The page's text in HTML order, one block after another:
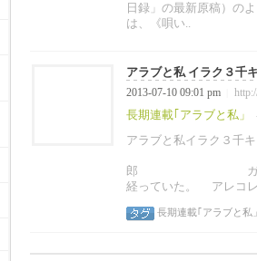
日録」の最新原稿）の
は、《唄い..
アラブと私 イラク３千
2013-07-10 09:01 pm
長期連載｢アラブと私」
アラブと私イラク３千
郎 ガレージの店
経っていた。 アレコ
長期連載｢アラブと私